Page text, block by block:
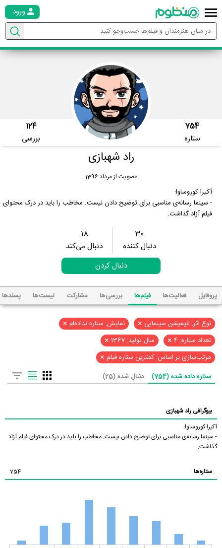
ورود
754
ستاره
124
بررسی
راد شهبازی
عضویت از مرداد 1396
آکیرا کوروساوا:
- سینما رسانه‌ی مناسبی برای توضیح دادن نیست. مخاطب را باید در درک محتوای
فیلم آزاد گذاشت.
30
دنبال کننده
18
دنبال می‌کند
دنبال کردن
پروفایل فعالیت‌ها فیلم‌ها بررسی‌ها مشارکت لیست‌ها پسند‌ها
نوع اثر: انیمیشن سینمایی × نمایش: ستاره نداده‌ام ×
تعداد ستاره: 4 × سال تولید: 1367 ×
مرتب‌سازی بر اساس: کمترین ستاره فیلم ×
ستاره داده شده (754) دنبال شده (25)
بیوگرافی راد شهبازی
آکیرا کوروساوا:
- سینما رسانه‌ی مناسبی برای توضیح دادن نیست. مخاطب را باید در درک محتوای فیلم آزاد
گذاشت.
ستاره‌ها 754